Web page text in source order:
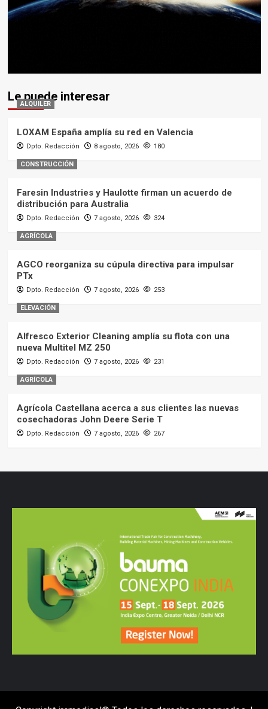
Le puede interesar
ALQUILER
LOXAM España amplía su red en Valencia
Dpto. Redacción 8 agosto, 2026 180
CONSTRUCCIÓN
Faresin Industries y Haulotte firman un acuerdo de
distribución para Australia
Dpto. Redacción 7 agosto, 2026 324
AGRÍCOLA
AGCO reorganiza su cúpula directiva para impulsar
PTx
Dpto. Redacción 7 agosto, 2026 253
ELEVACIÓN
Alfresco Exterior Cleaning amplía su flota con una
nueva Multitel MZ 250
Dpto. Redacción 7 agosto, 2026 231
AGRÍCOLA
Agrícola Castellana acerca a sus clientes las nuevas
cosechadoras John Deere Serie T
Dpto. Redacción 7 agosto, 2026 267